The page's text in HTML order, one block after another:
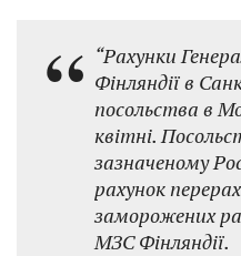
“Рахунки
Фінляндії в
посольства в
квітні.
зазначеному
рахунок
заморожених
МЗС Фінляндії.